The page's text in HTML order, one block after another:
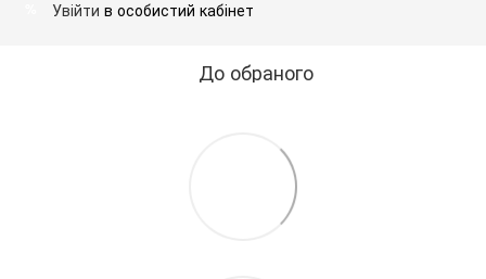
Увійти в особистий кабінет
До обраного